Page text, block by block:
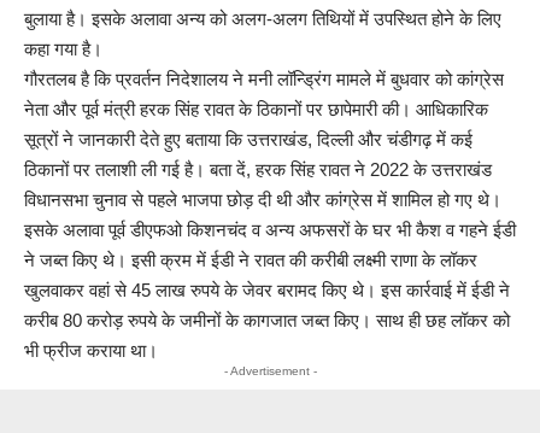
बुलाया है। इसके अलावा अन्य को अलग-अलग तिथियों में उपस्थित होने के लिए
कहा गया है।
गौरतलब है कि प्रवर्तन निदेशालय ने मनी लॉन्ड्रिंग मामले में बुधवार को कांग्रेस
नेता और पूर्व मंत्री हरक सिंह रावत के ठ‍िकानों पर छापेमारी की। आधिकारिक
सूत्रों ने जानकारी देते हुए बताया क‍ि उत्तराखंड, दिल्ली और चंडीगढ़ में कई
ठ‍िकानों पर तलाशी ली गई है। बता दें, हरक स‍िंह रावत ने 2022 के उत्तराखंड
विधानसभा चुनाव से पहले भाजपा छोड़ दी थी और कांग्रेस में शामिल हो गए थे।
इसके अलावा पूर्व डीएफओ किशनचंद व अन्य अफसरों के घर भी कैश व गहने ईडी
ने जब्त किए थे। इसी क्रम में ईडी ने रावत की करीबी लक्ष्मी राणा के लॉकर
खुलवाकर वहां से 45 लाख रुपये के जेवर बरामद किए थे। इस कार्रवाई में ईडी ने
करीब 80 करोड़ रुपये के जमीनों के कागजात जब्त किए। साथ ही छह लॉकर को
भी फ्रीज कराया था।
- Advertisement -